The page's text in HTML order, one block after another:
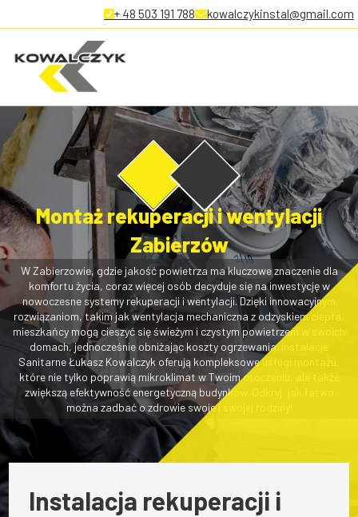
+ 48 503 191 788 kowalczykinstal@gmail.com
Montaż rekuperacji i wentylacji
Zabierzów
W Zabierzowie, gdzie jakość powietrza ma kluczowe znaczenie dla
komfortu życia, coraz więcej osób decyduje się na inwestycję w
nowoczesne systemy rekuperacji i wentylacji. Dzięki innowacyjnym
rozwiązaniom, takim jak wentylacja mechaniczna z odzyskiem ciepła,
mieszkańcy mogą cieszyć się świeżym i czystym powietrzem w swoich
domach, jednocześnie obniżając koszty ogrzewania. Instalacje
Sanitarne Łukasz Kowalczyk oferują kompleksowe usługi montażu,
które nie tylko poprawią mikroklimat w Twoim otoczeniu, ale także
zwiększą efektywność energetyczną budynków. Odkryj, jak łatwo
można zadbać o zdrowie swoje i swojej rodziny!
Instalacja rekuperacji i